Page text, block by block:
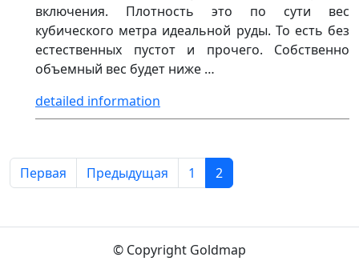
включения. Плотность это по сути вес
кубического метра идеальной руды. То есть без
естественных пустот и прочего. Собственно
объемный вес будет ниже …
detailed information
Первая Предыдущая 1 2
© Copyright Goldmap